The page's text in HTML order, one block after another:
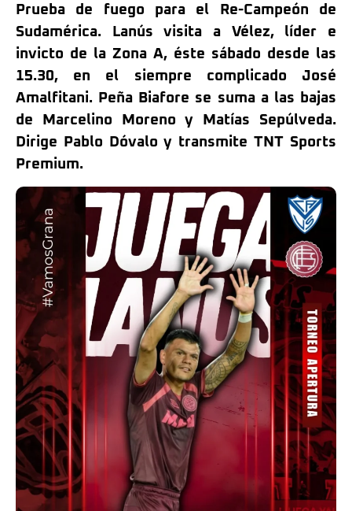
Prueba de fuego para el Re-Campeón de
Sudamérica. Lanús visita a Vélez, líder e
invicto de la Zona A, éste sábado desde las
15.30, en el siempre complicado José
Amalfitani. Peña Biafore se suma a las bajas
de Marcelino Moreno y Matías Sepúlveda.
Dirige Pablo Dóvalo y transmite TNT Sports
Premium.